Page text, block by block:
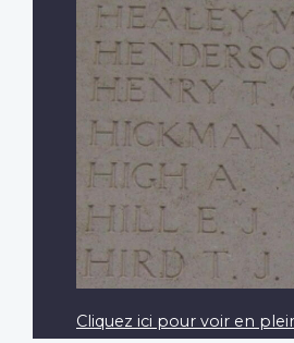
Cliquez ici pour voir en